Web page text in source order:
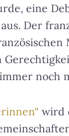
eine
Der
noch
wird